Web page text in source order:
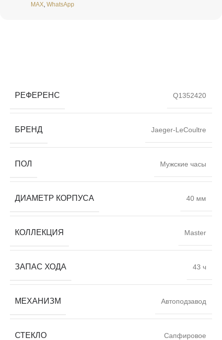
MAX WhatsApp
РЕФЕРЕНС Q1352420
БРЕНД Jaeger-LeCoultre
ПОЛ Мужские часы
ДИАМЕТР КОРПУСА 40 мм
КОЛЛЕКЦИЯ Master
ЗАПАС ХОДА 43 ч
МЕХАНИЗМ Автоподзавод
СТЕКЛО Сапфировое